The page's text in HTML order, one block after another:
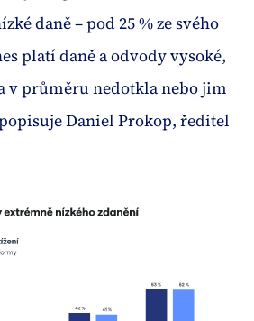
daně – pod 25 % ze svého
platí daně a odvody vysoké,
v průměru nedotkla nebo jim
Daniel Prokop, ředitel